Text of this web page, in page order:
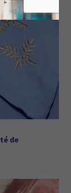
de